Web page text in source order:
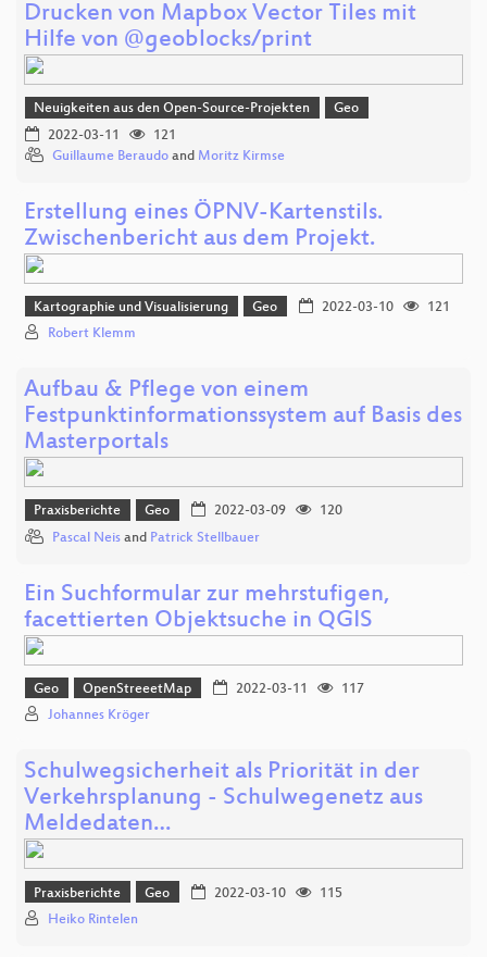
Drucken von Mapbox Vector Tiles mit
Hilfe von @geoblocks/print
Neuigkeiten aus den Open-Source-Projekten
Geo
2022-03-11
121
Guillaume Beraudo and Moritz Kirmse
Erstellung eines ÖPNV-Kartenstils.
Zwischenbericht aus dem Projekt.
Kartographie und Visualisierung Geo 2022-03-10
121
Robert Klemm
Aufbau & Pflege von einem
Festpunktinformationssystem auf Basis des
Masterportals
Praxisberichte Geo 2022-03-09
120
Pascal Neis and Patrick Stellbauer
Ein Suchformular zur mehrstufigen,
facettierten Objektsuche in QGIS
Geo OpenStreeetMap 2022-03-11
117
Johannes Kröger
Schulwegsicherheit als Priorität in der
Verkehrsplanung - Schulwegenetz aus
Meldedaten…
Praxisberichte Geo 2022-03-10
115
Heiko Rintelen